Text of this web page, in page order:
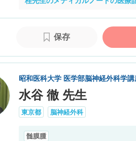
保存
昭和医科大学 医学部脳神経外科学
水谷 徹 先生
東京都 脳神経外科
髄膜腫